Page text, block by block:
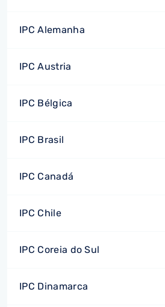
IPC Alemanha
IPC Austria
IPC Bélgica
IPC Brasil
IPC Canadá
IPC Chile
IPC Coreia do Sul
IPC Dinamarca